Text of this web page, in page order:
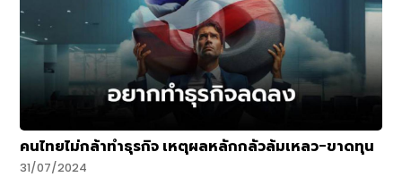
คนไทยไม่กล้าทำธุรกิจ เหตุผลหลักกลัวล้มเหลว-ขาดทุน
31/07/2024